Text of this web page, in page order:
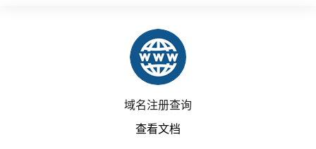
域名注册查询
查看文档